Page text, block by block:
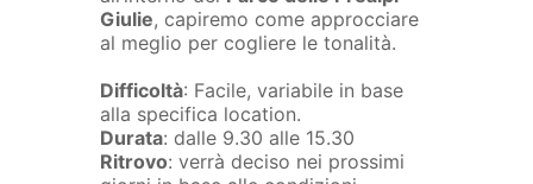
Giulie, capiremo come approcciare
al meglio per cogliere le tonalità.
Difficoltà: Facile, variabile in base
alla specifica location.
Durata: dalle 9.30 alle 15.30
Ritrovo: verrà deciso nei prossimi